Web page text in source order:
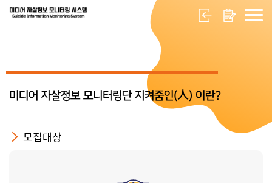
미디어 자살정보 모니터링단 지켜줌인(人) 이란?
모집대상